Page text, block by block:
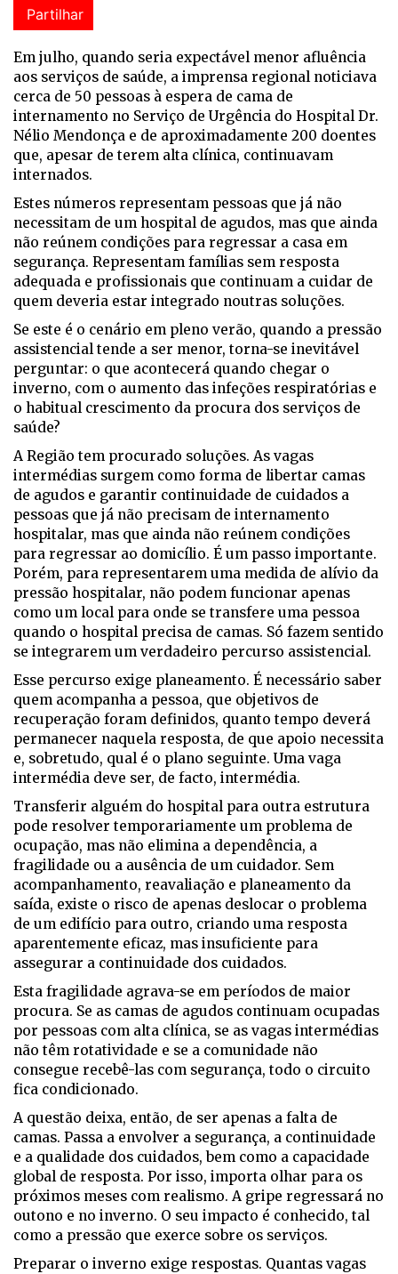
Partilhar
Em julho, quando seria expectável menor afluência
aos serviços de saúde, a imprensa regional noticiava
cerca de 50 pessoas à espera de cama de
internamento no Serviço de Urgência do Hospital Dr.
Nélio Mendonça e de aproximadamente 200 doentes
que, apesar de terem alta clínica, continuavam
internados.
Estes números representam pessoas que já não
necessitam de um hospital de agudos, mas que ainda
não reúnem condições para regressar a casa em
segurança. Representam famílias sem resposta
adequada e profissionais que continuam a cuidar de
quem deveria estar integrado noutras soluções.
Se este é o cenário em pleno verão, quando a pressão
assistencial tende a ser menor, torna-se inevitável
perguntar: o que acontecerá quando chegar o
inverno, com o aumento das infeções respiratórias e
o habitual crescimento da procura dos serviços de
saúde?
A Região tem procurado soluções. As vagas
intermédias surgem como forma de libertar camas
de agudos e garantir continuidade de cuidados a
pessoas que já não precisam de internamento
hospitalar, mas que ainda não reúnem condições
para regressar ao domicílio. É um passo importante.
Porém, para representarem uma medida de alívio da
pressão hospitalar, não podem funcionar apenas
como um local para onde se transfere uma pessoa
quando o hospital precisa de camas. Só fazem sentido
se integrarem um verdadeiro percurso assistencial.
Esse percurso exige planeamento. É necessário saber
quem acompanha a pessoa, que objetivos de
recuperação foram definidos, quanto tempo deverá
permanecer naquela resposta, de que apoio necessita
e, sobretudo, qual é o plano seguinte. Uma vaga
intermédia deve ser, de facto, intermédia.
Transferir alguém do hospital para outra estrutura
pode resolver temporariamente um problema de
ocupação, mas não elimina a dependência, a
fragilidade ou a ausência de um cuidador. Sem
acompanhamento, reavaliação e planeamento da
saída, existe o risco de apenas deslocar o problema
de um edifício para outro, criando uma resposta
aparentemente eficaz, mas insuficiente para
assegurar a continuidade dos cuidados.
Esta fragilidade agrava-se em períodos de maior
procura. Se as camas de agudos continuam ocupadas
por pessoas com alta clínica, se as vagas intermédias
não têm rotatividade e se a comunidade não
consegue recebê-las com segurança, todo o circuito
fica condicionado.
A questão deixa, então, de ser apenas a falta de
camas. Passa a envolver a segurança, a continuidade
e a qualidade dos cuidados, bem como a capacidade
global de resposta. Por isso, importa olhar para os
próximos meses com realismo. A gripe regressará no
outono e no inverno. O seu impacto é conhecido, tal
como a pressão que exerce sobre os serviços.
Preparar o inverno exige respostas. Quantas vagas